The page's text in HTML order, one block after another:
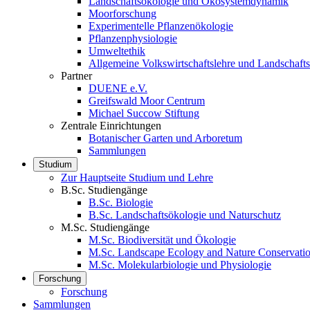
Moorforschung
Experimentelle Pflanzenökologie
Pflanzenphysiologie
Umweltethik
Allgemeine Volkswirtschaftslehre und
Partner
DUENE e.V.
Greifswald Moor Centrum
Michael Succow Stiftung
Zentrale Einrichtungen
Botanischer Garten und Arboretum
Sammlungen
Studium
Zur Hauptseite Studium und Lehre
B.Sc. Studiengänge
B.Sc. Biologie
B.Sc. Landschaftsökologie und Naturschutz
M.Sc. Studiengänge
M.Sc. Biodiversität und Ökologie
M.Sc. Landscape Ecology and Nature
M.Sc. Molekularbiologie und Physiologie
Forschung
Forschung
Sammlungen